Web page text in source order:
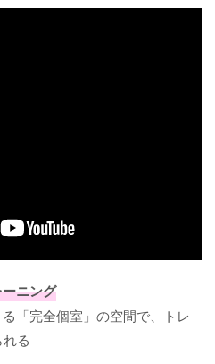
ニング
「完全個室」の空間で、トレ
る